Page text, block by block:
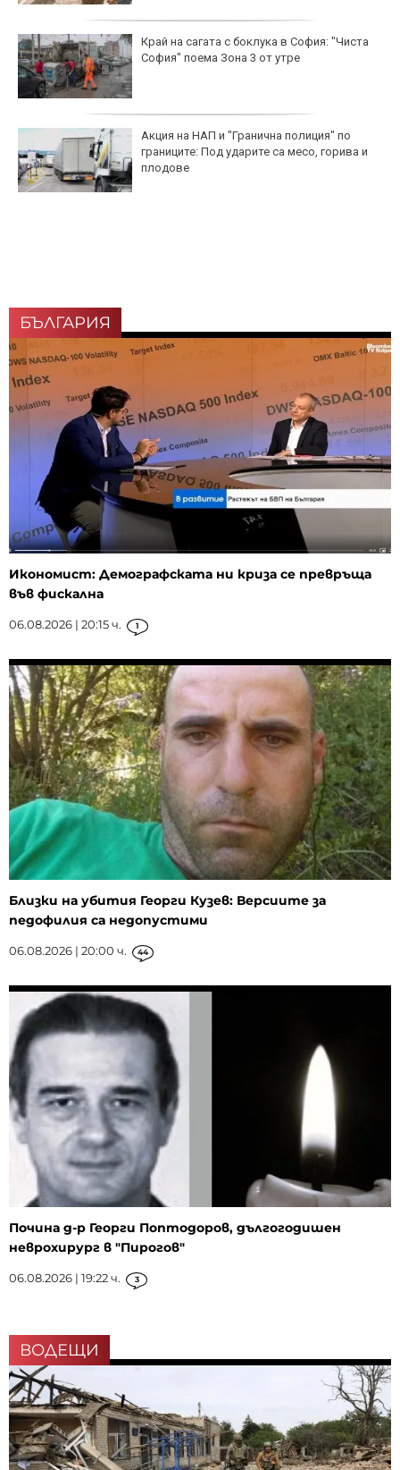
Край на сагата с боклука в София: "Чиста
София" поема Зона 3 от утре
Акция на НАП и "Гранична полиция" по
границите: Под ударите са месо, горива и
плодове
БЪЛГАРИЯ
Икономист: Демографската ни криза се превръща
във фискална
06.08.2026 | 20:15 ч. 1
Близки на убития Георги Кузев: Версиите за
педофилия са недопустими
06.08.2026 | 20:00 ч. 44
Почина д-р Георги Поптодоров, дългогодишен
неврохирург в "Пирогов"
06.08.2026 | 19:22 ч. 3
ВОДЕЩИ